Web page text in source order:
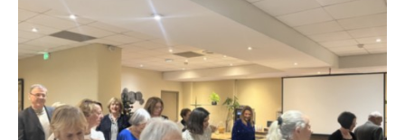
Photos
bcsh.fr
Inscription aux stages